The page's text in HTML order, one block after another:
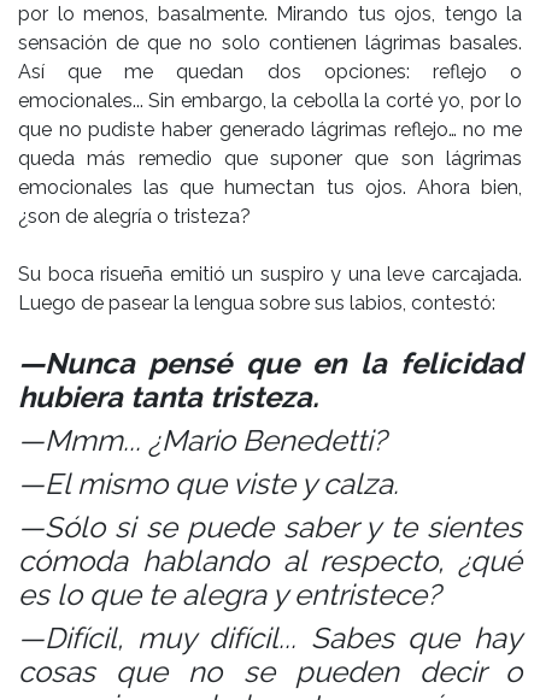
por lo menos, basalmente. Mirando tus ojos, tengo la
sensación de que no solo contienen lágrimas basales.
Así que me quedan dos opciones: reflejo o
emocionales... Sin embargo, la cebolla la corté yo, por lo
que no pudiste haber generado lágrimas reflejo… no me
queda más remedio que suponer que son lágrimas
emocionales las que humectan tus ojos. Ahora bien,
¿son de alegría o tristeza?
Su boca risueña emitió un suspiro y una leve carcajada.
Luego de pasear la lengua sobre sus labios, contestó:
—Nunca pensé que en la felicidad
hubiera tanta tristeza.
—Mmm... ¿Mario Benedetti?
—El mismo que viste y calza.
—Sólo si se puede saber y te sientes
cómoda hablando al respecto, ¿qué
es lo que te alegra y entristece?
—Difícil, muy difícil... Sabes que hay
cosas que no se pueden decir o